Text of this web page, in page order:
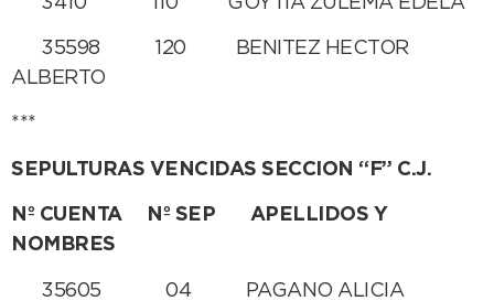
35598 120 BENITEZ HECTOR
ALBERTO
***
SEPULTURAS VENCIDAS SECCION “F” C.J.
Nº CUENTA Nº SEP APELLIDOS Y
NOMBRES
35605 04 PAGANO ALICIA